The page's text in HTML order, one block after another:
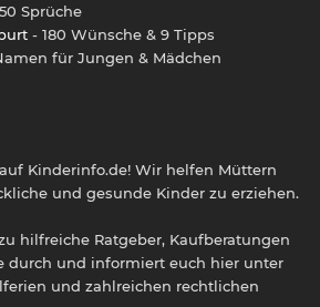
Sprüche
- 180 Wünsche & 9 Tipps
für Jungen & Mädchen
Kinderinfo.de! Wir helfen Müttern
und gesunde Kinder zu erziehen.
hilfreiche Ratgeber, Kaufberatungen
durch und informiert euch hier unter
und zahlreichen rechtlichen